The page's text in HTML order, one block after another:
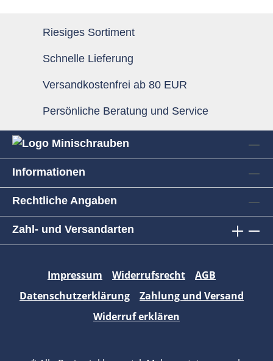
Riesiges Sortiment
Schnelle Lieferung
Versandkostenfrei ab 80 EUR
Persönliche Beratung und Service
Informationen
Rechtliche Angaben
Zahl- und Versandarten
Impressum Widerrufsrecht
AGB
Datenschutzerklärung
Zahlung und Versand
Widerruf erklären